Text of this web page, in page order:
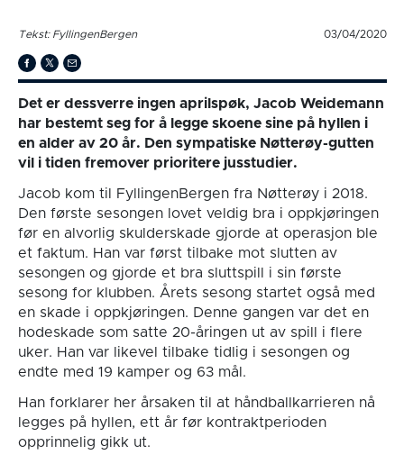
Tekst: FyllingenBergen 03/04/2020
Det er dessverre ingen aprilspøk, Jacob Weidemann
har bestemt seg for å legge skoene sine på hyllen i
en alder av 20 år. Den sympatiske Nøtterøy-gutten
vil i tiden fremover prioritere jusstudier.
Jacob kom til FyllingenBergen fra Nøtterøy i 2018.
Den første sesongen lovet veldig bra i oppkjøringen
før en alvorlig skulderskade gjorde at operasjon ble
et faktum. Han var først tilbake mot slutten av
sesongen og gjorde et bra sluttspill i sin første
sesong for klubben. Årets sesong startet også med
en skade i oppkjøringen. Denne gangen var det en
hodeskade som satte 20-åringen ut av spill i flere
uker. Han var likevel tilbake tidlig i sesongen og
endte med 19 kamper og 63 mål.
Han forklarer her årsaken til at håndballkarrieren nå
legges på hyllen, ett år før kontraktperioden
opprinnelig gikk ut.